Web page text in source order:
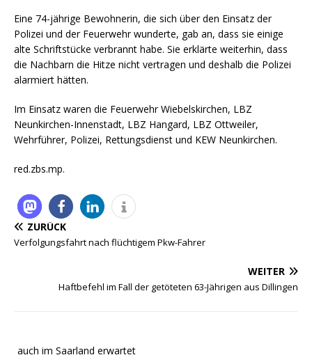
Eine 74-jährige Bewohnerin, die sich über den Einsatz der
Polizei und der Feuerwehr wunderte, gab an, dass sie einige
alte Schriftstücke verbrannt habe. Sie erklärte weiterhin, dass
die Nachbarn die Hitze nicht vertragen und deshalb die Polizei
alarmiert hätten.
Im Einsatz waren die Feuerwehr Wiebelskirchen, LBZ
Neunkirchen-Innenstadt, LBZ Hangard, LBZ Ottweiler,
Wehrführer, Polizei, Rettungsdienst und KEW Neunkirchen.
red.zbs.mp.
ZURÜCK
Verfolgungsfahrt nach flüchtigem Pkw-Fahrer
WEITER
Haftbefehl im Fall der getöteten 63-Jährigen aus Dillingen
auch im Saarland erwartet